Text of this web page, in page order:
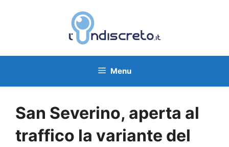
Menu
San Severino, aperta al
traffico la variante del